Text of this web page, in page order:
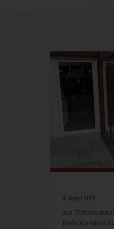
4. August 2026
Alu-
Mehr Komfort